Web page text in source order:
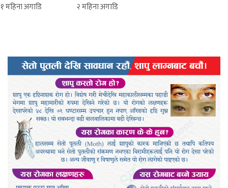
१ महिना अगाडि २ महिना अगाडि